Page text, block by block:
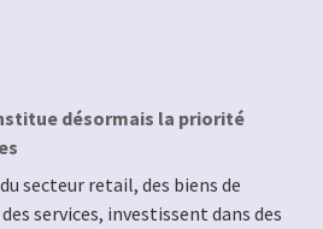
désormais la priorité
secteur retail, des biens de
services, investissent dans des